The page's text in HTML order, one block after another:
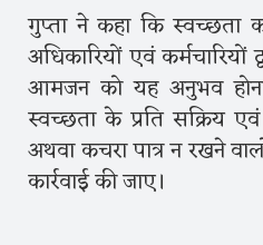
गुप्ता ने कहा कि स्वच्छता
अधिकारियों एवं कर्मचारियों
आमजन को यह अनुभव
स्वच्छता के प्रति सक्रिय
अथवा कचरा पात्र न रखने
कार्रवाई की जाए।